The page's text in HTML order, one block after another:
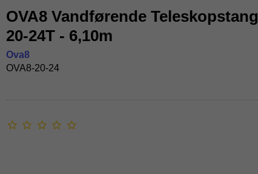
OVA8 Vandførende Teleskopstang
20-24T - 6,10m
Ova8
OVA8-20-24